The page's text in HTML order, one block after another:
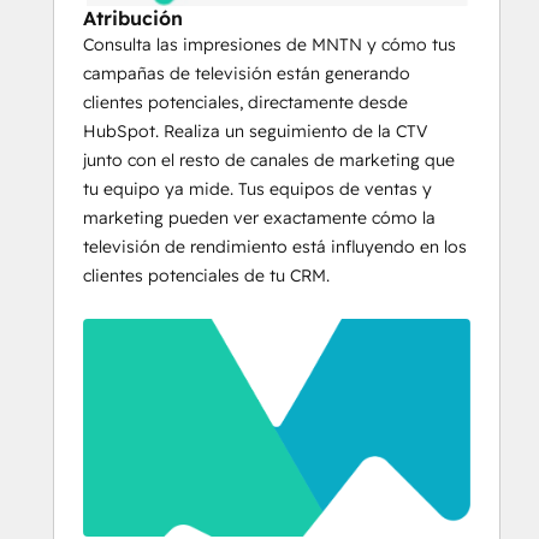
Atribución
Consulta las impresiones de MNTN y cómo tus
campañas de televisión están generando
clientes potenciales, directamente desde
HubSpot. Realiza un seguimiento de la CTV
junto con el resto de canales de marketing que
tu equipo ya mide. Tus equipos de ventas y
marketing pueden ver exactamente cómo la
televisión de rendimiento está influyendo en los
clientes potenciales de tu CRM.